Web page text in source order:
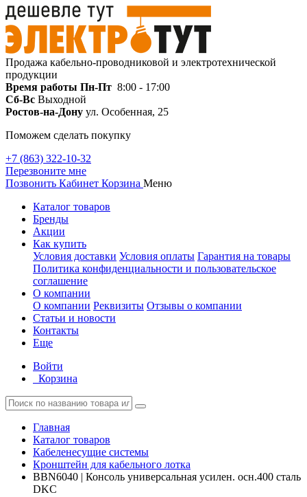
Продажа кабельно-проводниковой и электротехнической
продукции
Время работы Пн-Пт 8:00 - 17:00
Сб-Вс Выходной
Ростов-на-Дону ул. Особенная, 25
Поможем сделать покупку
+7 (863) 322-10-32
Перезвоните мне
Позвонить Кабинет Корзина Меню
Каталог товаров
Бренды
Акции
Как купить
Условия доставки Условия оплаты Гарантия на товары
Политика конфиденциальности и пользовательское
соглашение
О компании
О компании Реквизиты Отзывы о компании
Статьи и новости
Контакты
Еще
Войти
Корзина
Главная
Каталог товаров
Кабеленесущие системы
Кронштейн для кабельного лотка
BBN6040 | Консоль универсальная усилен. осн.400 сталь
DKC